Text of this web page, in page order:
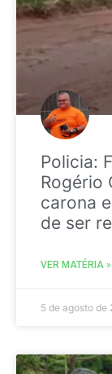
Policia:
Rogério
carona
de ser
VER MATÉRIA »
5 de agosto de